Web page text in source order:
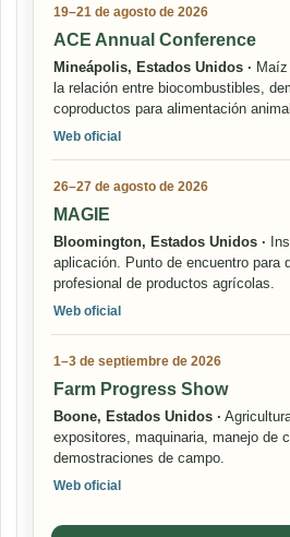
19–21 de agosto de 2026
ACE Annual Conference
Mineápolis, Estados Unidos ·
la relación entre biocombustibles,
coproductos para alimentación animal.
Web oficial
26–27 de agosto de 2026
MAGIE
Bloomington, Estados Unidos ·
aplicación. Punto de encuentro para
profesional de productos agrícolas.
Web oficial
1–3 de septiembre de 2026
Farm Progress Show
Boone, Estados Unidos ·
expositores, maquinaria, manejo de
demostraciones de campo.
Web oficial